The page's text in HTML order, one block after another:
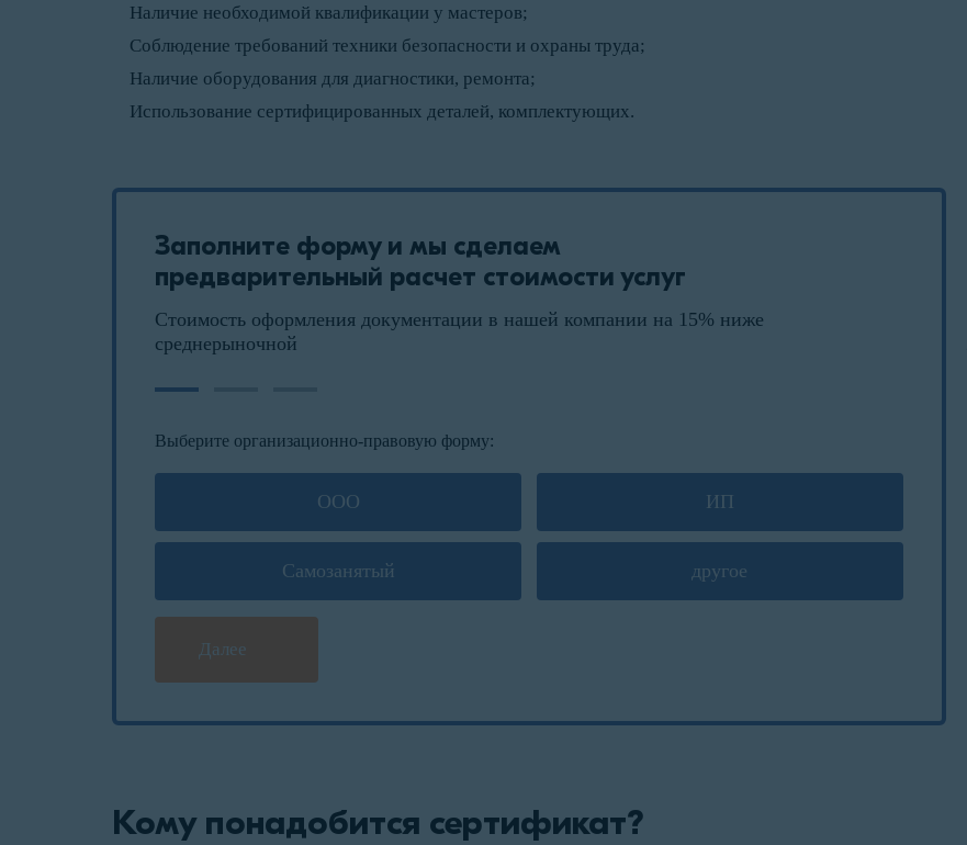
Наличие необходимой квалификации у мастеров;
Соблюдение требований техники безопасности и охраны труда;
Наличие оборудования для диагностики, ремонта;
Использование сертифицированных деталей, комплектующих.
Заполните форму и мы сделаем
предварительный расчет стоимости услуг
Стоимость оформления документации в нашей компании на 15% ниже
среднерыночной
Выберите организационно-правовую форму:
ООО ИП
Самозанятый другое
Далее
Кому понадобится сертификат?